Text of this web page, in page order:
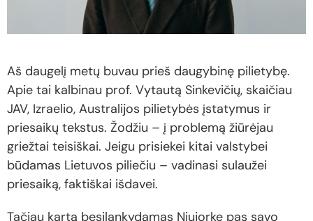
Aš daugelį metų buvau prieš daugybinę pilietybę.
Apie tai kalbinau prof. Vytautą Sinkevičių, skaičiau
JAV, Izraelio, Australijos pilietybės įstatymus ir
priesaikų tekstus. Žodžiu – į problemą žiūrėjau
griežtai teisiškai. Jeigu prisiekei kitai valstybei
būdamas Lietuvos piliečiu – vadinasi sulaužei
priesaiką, faktiškai išdavei.
Tačiau kartą besilankydamas Niujorke pas savo